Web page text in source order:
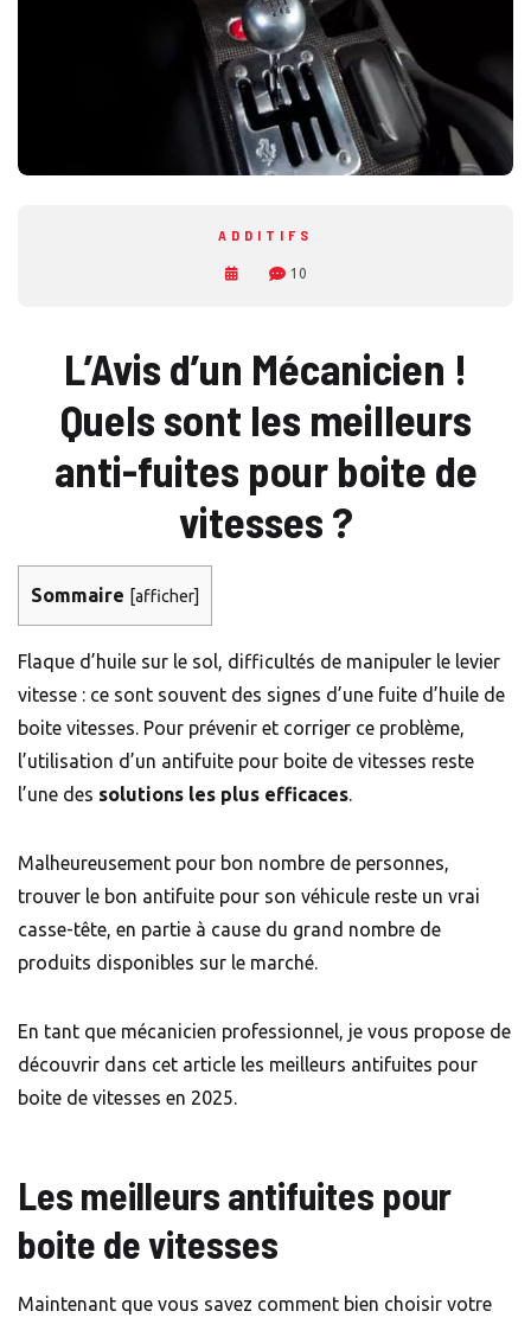
ADDITIFS
10
L’Avis d’un Mécanicien !
Quels sont les meilleurs
anti-fuites pour boite de
vitesses ?
Sommaire [afficher]
Flaque d’huile sur le sol, difficultés de manipuler le levier
vitesse : ce sont souvent des signes d’une fuite d’huile de
boite vitesses. Pour prévenir et corriger ce problème,
l’utilisation d’un antifuite pour boite de vitesses reste
l’une des solutions les plus efficaces.
Malheureusement pour bon nombre de personnes,
trouver le bon antifuite pour son véhicule reste un vrai
casse-tête, en partie à cause du grand nombre de
produits disponibles sur le marché.
En tant que mécanicien professionnel, je vous propose de
découvrir dans cet article les meilleurs antifuites pour
boite de vitesses en 2025.
Les meilleurs antifuites pour
boite de vitesses
Maintenant que vous savez comment bien choisir votre